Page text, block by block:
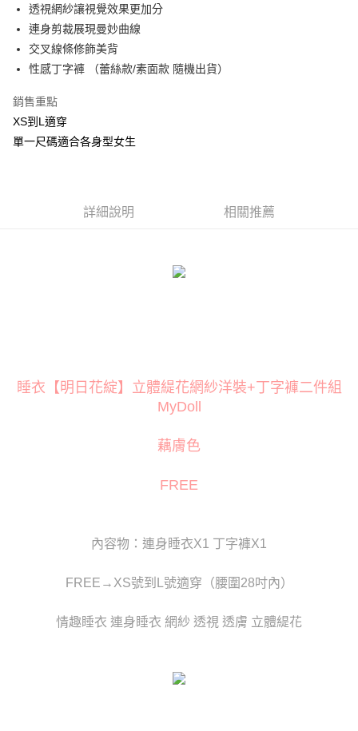
上海商業儲蓄銀行
國泰世華商業銀行
臺灣中小企業銀行
匯豐（台灣）商業銀行
華泰商業銀行
聯邦商業銀行
遠東國際商業銀行
元大商業銀行
台新國際商業銀行
台灣樂天信用卡公司
LINE Pay
Apple Pay
街口支付
悠遊付
AFTEE先享後付
相關說明
１．簡單：不需註冊會員、不需綁卡、不需儲值。
後付繳納相關費用。
※ 交易是否成功請以「AFTEE先享後付 」之結帳頁面顯示為準，若有關於
是否繳費成功／繳費後需取消欲退款等相關疑問，請聯繫「AFTEE先享後付
易，需依本服務之必要範圍內提供個人資料，並將交易相關給付款項請求債
３．未成年的使用者請事先徵得法定代理人或監護人之同意方可使用
４．使用「AFTEE先享後付」時，將依據個別帳號之用戶狀況，依本公司即
請求用戶進行身份認證。
５．嚴禁一人註冊多個帳號或使用他人資訊註冊。若發現惡意使用之情形，
每筆NT$120
貨到付款(新竹貨運)
透視網紗讓視覺效果更加分
連身剪裁展現曼妙曲線
交叉線條修飾美背
性感丁字褲 （蕾絲款/素面款 隨機出貨）
銷售重點
XS到L適穿
單一尺碼適合各身型女生
詳細說明 相關推薦
睡衣【明日花綻】立體緹花網紗洋裝+丁字褲二件組
MyDoll
藕膚色
FREE
內容物：連身睡衣X1 丁字褲X1
FREE→XS號到L號適穿（腰圍28吋內）
情趣睡衣 連身睡衣 網紗 透視 透膚 立體緹花